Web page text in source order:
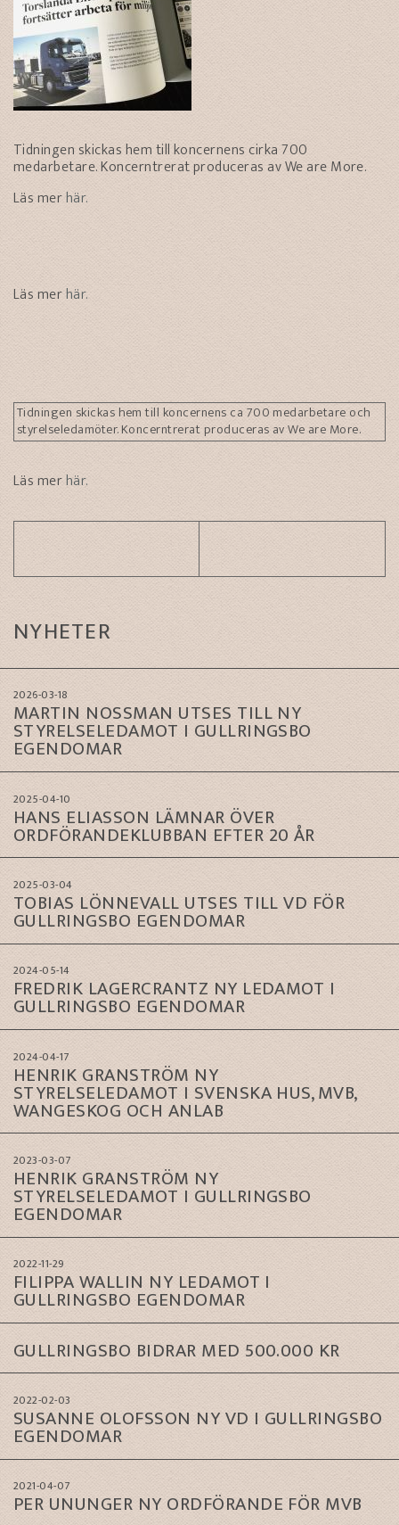
Tidningen skickas hem till koncernens cirka 700
medarbetare. Koncerntrerat produceras av We are More.
Läs merhär.
Läs merhär.
Tidningen skickas hem till koncernens ca 700 medarbetare och
styrelseledamöter. Koncerntrerat produceras av We are More.
Läs merhär.
NYHETER
2026-03-18
MARTIN NOSSMAN UTSES TILL NY
STYRELSELEDAMOT I GULLRINGSBO
EGENDOMAR
2025-04-10
HANS ELIASSON LÄMNAR ÖVER
ORDFÖRANDEKLUBBAN EFTER 20 ÅR
2025-03-04
TOBIAS LÖNNEVALL UTSES TILL VD FÖR
GULLRINGSBO EGENDOMAR
2024-05-14
FREDRIK LAGERCRANTZ NY LEDAMOT I
GULLRINGSBO EGENDOMAR
2024-04-17
HENRIK GRANSTRÖM NY
STYRELSELEDAMOT I SVENSKA HUS, MVB,
WANGESKOG OCH ANLAB
2023-03-07
HENRIK GRANSTRÖM NY
STYRELSELEDAMOT I GULLRINGSBO
EGENDOMAR
2022-11-29
FILIPPA WALLIN NY LEDAMOT I
GULLRINGSBO EGENDOMAR
GULLRINGSBO BIDRAR MED 500.000 KR
2022-02-03
SUSANNE OLOFSSON NY VD I GULLRINGSBO
EGENDOMAR
2021-04-07
PER UNUNGER NY ORDFÖRANDE FÖR MVB